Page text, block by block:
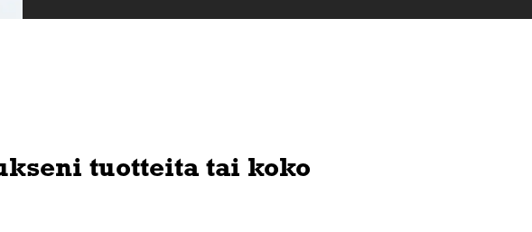
tuotteita tai koko